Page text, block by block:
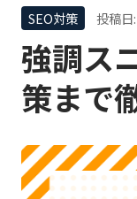
SEO対策 投稿日
強調ス
策まで